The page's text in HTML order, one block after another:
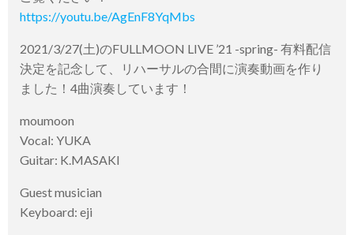
https://youtu.be/AgEnF8YqMbs
2021/3/27(土)のFULLMOON LIVE ’21 -spring- 有料配信
決定を記念して、リハーサルの合間に演奏動画を作り
ました！4曲演奏しています！
moumoon
Vocal: YUKA
Guitar: K.MASAKI
Guest musician
Keyboard: eji